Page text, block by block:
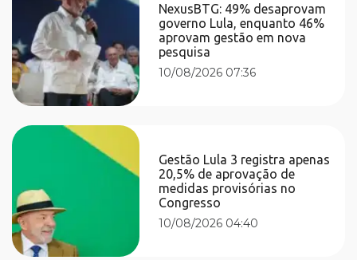
NexusBTG: 49% desaprovam
governo Lula, enquanto 46%
aprovam gestão em nova
pesquisa
10/08/2026 07:36
Gestão Lula 3 registra apenas
20,5% de aprovação de
medidas provisórias no
Congresso
10/08/2026 04:40